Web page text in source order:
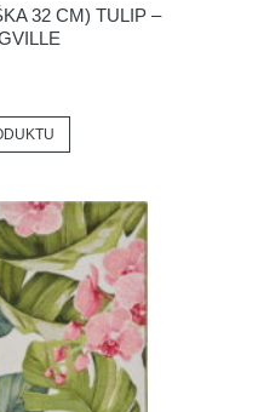
32 CM) TULIP –